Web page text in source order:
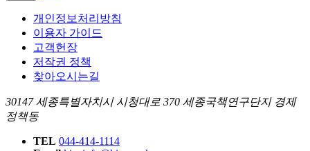
개인정보처리방침
이용자 가이드
고객헌장
저작권 정책
찾아오시는길
30147 세종특별자치시 시청대로 370 세종국책연구단지 경제
정책동
TEL 044-414-1114